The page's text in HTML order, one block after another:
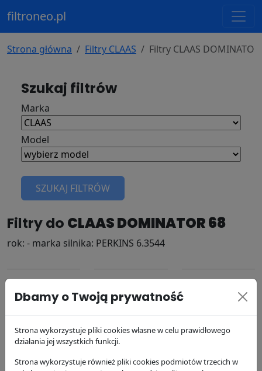
filtroneo.pl
Strona główna Filtry CLAAS Filtry CLAAS
Szukaj filtrów
Marka
Model
SZUKAJ FILTRÓW
Filtry do CLAAS DOMINATOR 68
rok: - marka silnika: PERKINS 6.3544
Filtr powietrza
P181088
Filtr paliwa
P553004
P554407
Dbamy o Twoją prywatność
Strona wykorzystuje pliki cookies własne w celu prawidłowego
działania jej wszystkich funkcji.
Strona wykorzystuje również pliki cookies podmiotów trzecich w